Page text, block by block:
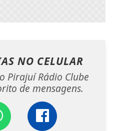
NO CELULAR
Pirajuí Rádio Clube
de mensagens.